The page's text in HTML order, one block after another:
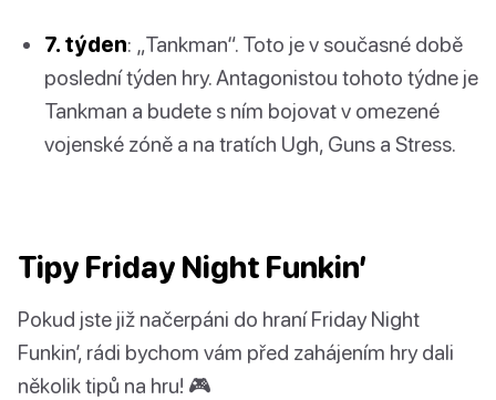
7. týden: „Tankman“. Toto je v současné době
poslední týden hry. Antagonistou tohoto týdne je
Tankman a budete s ním bojovat v omezené
vojenské zóně a na tratích Ugh, Guns a Stress.
Tipy Friday Night Funkin’
Pokud jste již načerpáni do hraní Friday Night
Funkin’, rádi bychom vám před zahájením hry dali
několik tipů na hru! 🎮